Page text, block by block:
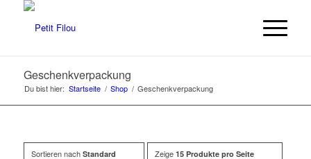
Geschenkverpackung
Du bist hier: Startseite / Shop / Geschenkverpackung
Sortieren nach Standard Zeige 15 Produkte pro Seite